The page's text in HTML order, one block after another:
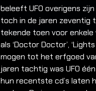
beleeft UFO overigens
toch in de jaren zeventig
tekende toen voor
als ‘Doctor Doctor’,
mogen tot het erfgoed
jaren tachtig was UFO
hun recentste cd’s laten